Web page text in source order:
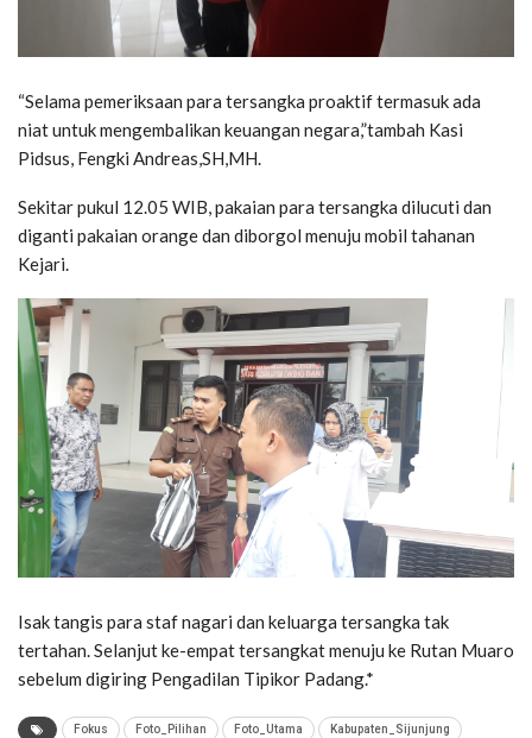
“Selama pemeriksaan para tersangka proaktif termasuk ada
niat untuk mengembalikan keuangan negara,”tambah Kasi
Pidsus, Fengki Andreas,SH,MH.
Sekitar pukul 12.05 WIB, pakaian para tersangka dilucuti dan
diganti pakaian orange dan diborgol menuju mobil tahanan
Kejari.
Isak tangis para staf nagari dan keluarga tersangka tak
tertahan. Selanjut ke-empat tersangkat menuju ke Rutan Muaro
sebelum digiring Pengadilan Tipikor Padang.*
Fokus Foto_Pilihan Foto_Utama Kabupaten_Sijunjung